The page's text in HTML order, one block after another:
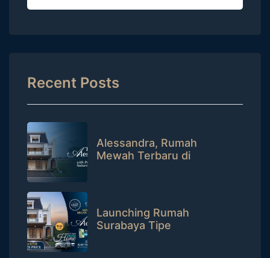
Recent Posts
Alessandra, Rumah
Mewah Terbaru di
Launching Rumah
Surabaya Tipe